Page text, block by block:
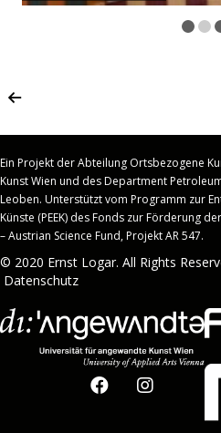
Ein Projekt der Abteilung Ortsbezogene
Kunst Wien und des Department
Leoben. Unterstützt vom Programm zur
Künste (PEEK) des Fonds zur Förderung
– Austrian Science Fund, Projekt AR 547.
© 2020 Ernst Logar. All Rights
Datenschutz